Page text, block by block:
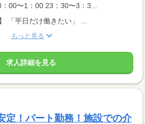
00〜1：00 23：30〜3：3...
「平日だけ働きたい」 ...
もっと見る
求人詳細を見る
定！パート勤務！施設での介